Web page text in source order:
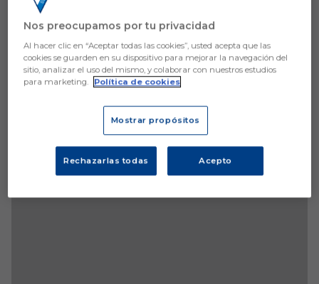
Nos preocupamos por tu privacidad
Al hacer clic en “Aceptar todas las cookies”, usted acepta que las
cookies se guarden en su dispositivo para mejorar la navegación del
sitio, analizar el uso del mismo, y colaborar con nuestros estudios
para marketing.
Política de cookies
Mostrar propósitos
Rechazarlas todas Acepto